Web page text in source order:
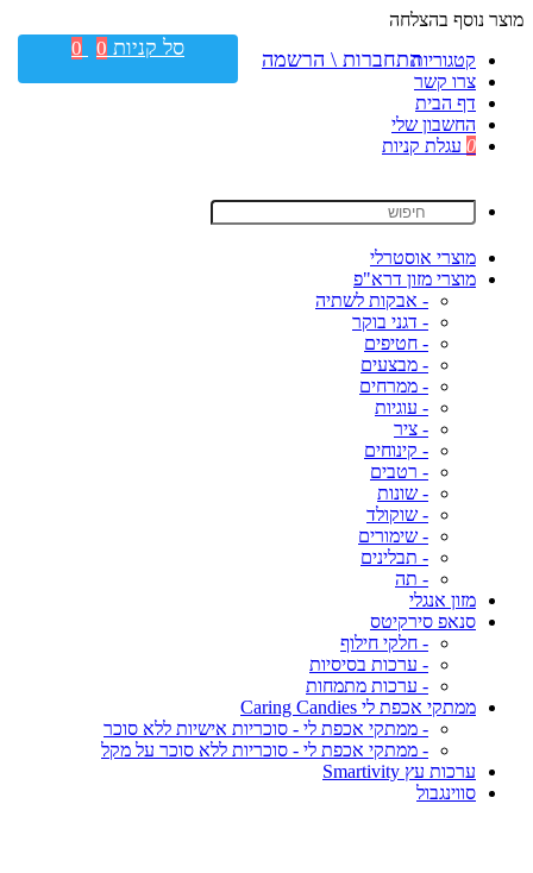
מוצר נוסף בהצלחה
קטגוריות
צרו קשר
דף הבית
החשבון שלי
0 עגלת קניות
מוצרי אוסטרלי
מוצרי מזון דרא"פ
- אבקות לשתיה
- דגני בוקר
- חטיפים
- מבצעים
- ממרחים
- עוגיות
- ציר
- קינוחים
- רטבים
- שונות
- שוקולד
- שימורים
- תבלינים
- תה
מזון אנגלי
סנאפ סירקיטס
- חלקי חילוף
- ערכות בסיסיות
- ערכות מתמחות
ממתקי אכפת לי Caring Candies
- ממתקי אכפת לי - סוכריות אישיות ללא סוכר
- ממתקי אכפת לי - סוכריות ללא סוכר על מקל
ערכות עץ Smartivity
סווינגבול
התחברות \ הרשמה סל קניות 0
0